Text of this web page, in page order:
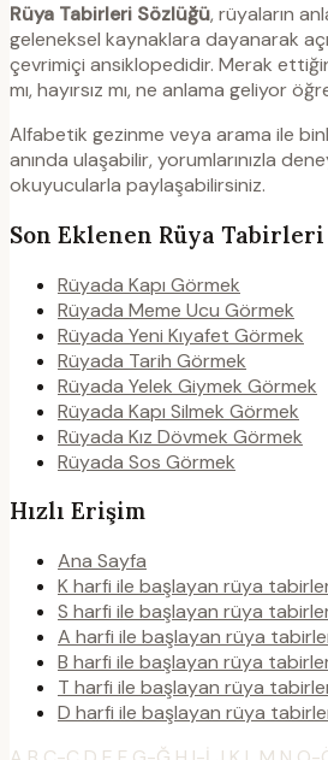
Rüya Tabirleri Sözlüğü, rüyaların
geleneksel kaynaklara dayanarak
çevrimiçi ansiklopedidir. Merak
mı, hayırsız mı, ne anlama geliyor
Alfabetik gezinme veya arama ile
anında ulaşabilir, yorumlarınızla
okuyucularla paylaşabilirsiniz.
Son Eklenen Rüya Tabirleri
Rüyada Kapı Görmek
Rüyada Meme Ucu Görmek
Rüyada Yeni Kıyafet Görmek
Rüyada Tarih Görmek
Rüyada Yelek Giymek Görmek
Rüyada Kapı Silmek Görmek
Rüyada Kız Dövmek Görmek
Rüyada Sos Görmek
Hızlı Erişim
Ana Sayfa
K harfi ile başlayan rüya
S harfi ile başlayan rüya
A harfi ile başlayan rüya
B harfi ile başlayan rüya
T harfi ile başlayan rüya
D harfi ile başlayan rüya